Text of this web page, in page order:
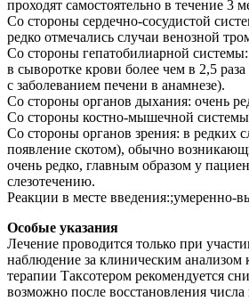
проходят самостоятельно в течение 3
Со стороны сердечно-сосудистой
редко отмечались случаи венозной
Со стороны гепатобилиарной
в сыворотке крови более чем в 2,5
с заболеванием печени в анамнезе).
Со стороны органов дыхания: очень
Со стороны костно-мышечной
Со стороны органов зрения: в редких
появление скотом), обычно
очень редко, главным образом у
слезотечению.
Реакции в месте введения:;умеренно-
Особые указания
Лечение проводится только при
наблюдение за клиническим
терапии Таксотером рекомендуется
возможно после восстановления